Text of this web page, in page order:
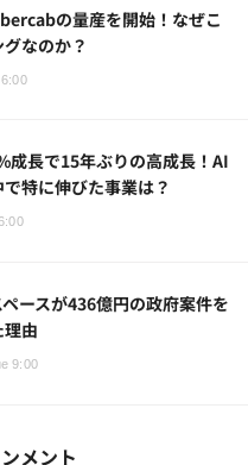
の量産を開始！なぜこ
なのか？
成長で15年ぶりの高成長！AI
特に伸びた事業は？
ースが436億円の政府案件を
由
9:00
メント